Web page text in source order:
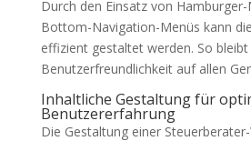
Durch den Einsatz von
Bottom-Navigation-Menüs kann
effizient gestaltet werden. So bleibt
Benutzerfreundlichkeit auf allen
Inhaltliche Gestaltung für
Benutzererfahrung
Die Gestaltung einer